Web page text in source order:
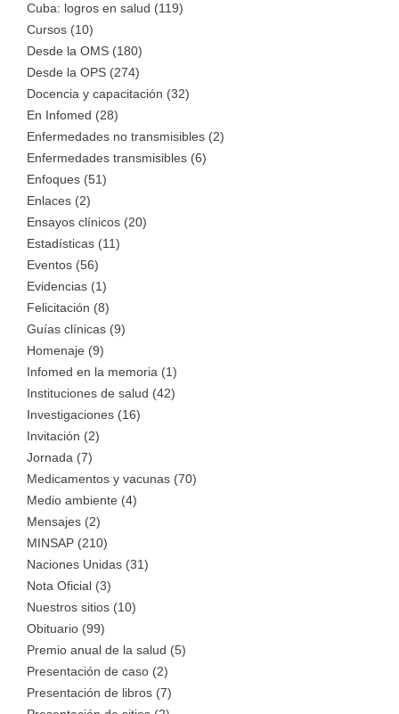
Cuba: logros en salud (119)
Cursos (10)
Desde la OMS (180)
Desde la OPS (274)
Docencia y capacitación (32)
En Infomed (28)
Enfermedades no transmisibles (2)
Enfermedades transmisibles (6)
Enfoques (51)
Enlaces (2)
Ensayos clínicos (20)
Estadísticas (11)
Eventos (56)
Evidencias (1)
Felicitación (8)
Guías clínicas (9)
Homenaje (9)
Infomed en la memoria (1)
Instituciones de salud (42)
Investigaciones (16)
Invitación (2)
Jornada (7)
Medicamentos y vacunas (70)
Medio ambiente (4)
Mensajes (2)
MINSAP (210)
Naciones Unidas (31)
Nota Oficial (3)
Nuestros sitios (10)
Obituario (99)
Premio anual de la salud (5)
Presentación de caso (2)
Presentación de libros (7)